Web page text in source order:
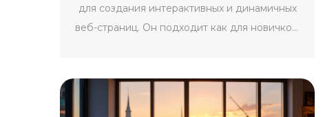
для создания интерактивных и динамичных
веб-страниц. Он подходит как для новичков,
поддержки. Особенности JavaScript
включают адаптивность, возможность